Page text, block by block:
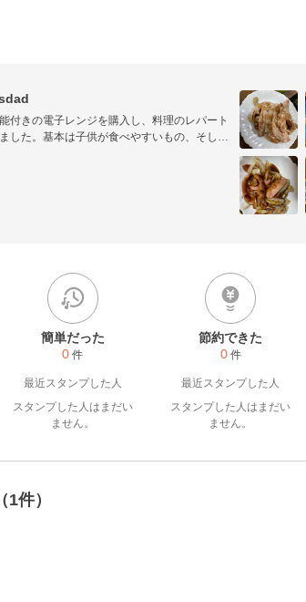
付きの電子レンジを購入し、料理のレパート
した。基本は子供が食べやすいもの、そして
簡単だった
0 件
最近スタンプした人
スタンプした人はまだい
ません。
節約できた
0 件
最近スタンプした人
スタンプした人はまだい
ません。
件）